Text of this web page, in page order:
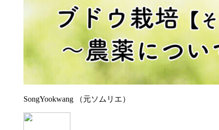
SongYookwang （元ソムリエ）